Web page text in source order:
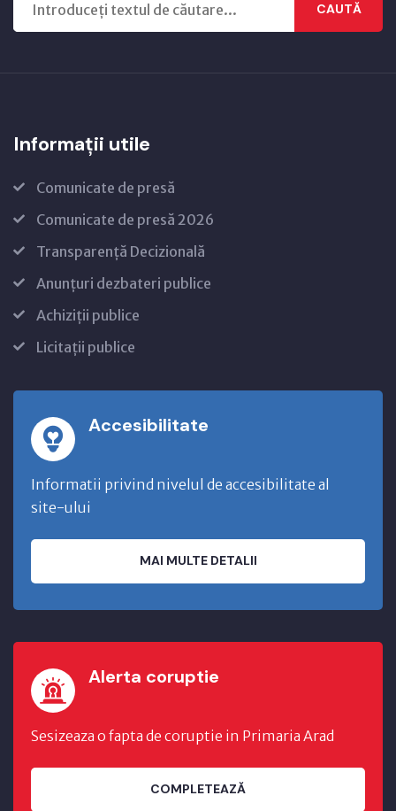
CAUTĂ
Informații utile
Comunicate de presă
Comunicate de presă 2026
Transparență Decizională
Anunțuri dezbateri publice
Achiziții publice
Licitații publice
Accesibilitate
Informatii privind nivelul de accesibilitate al
site-ului
MAI MULTE DETALII
Alerta coruptie
Sesizeaza o fapta de coruptie in Primaria Arad
COMPLETEAZĂ